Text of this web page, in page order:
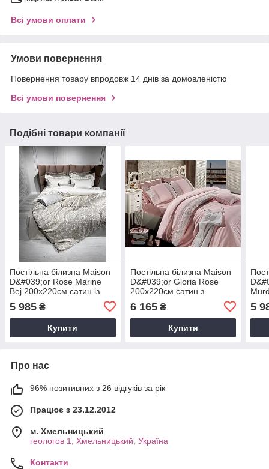
Всі умови оплати
Умови повернення
Повернення товару впродовж 14 днів за домовленістю
Всі умови повернення
Подібні товари компанії
Постільна білизна Maison
D&#039;or Rose Marine
Bej 200x220см сатин із
5 985 ₴
Купити
Постільна білизна Maison
D&#039;or Gloria Rose
200x220см сатин з
6 165₴
Купити
5
Про нас
96% позитивних з 26 відгуків за рік
Працює з 23.12.2012
м. Хмельницький
геологов 1, Хмельницький, Україна
Контакти